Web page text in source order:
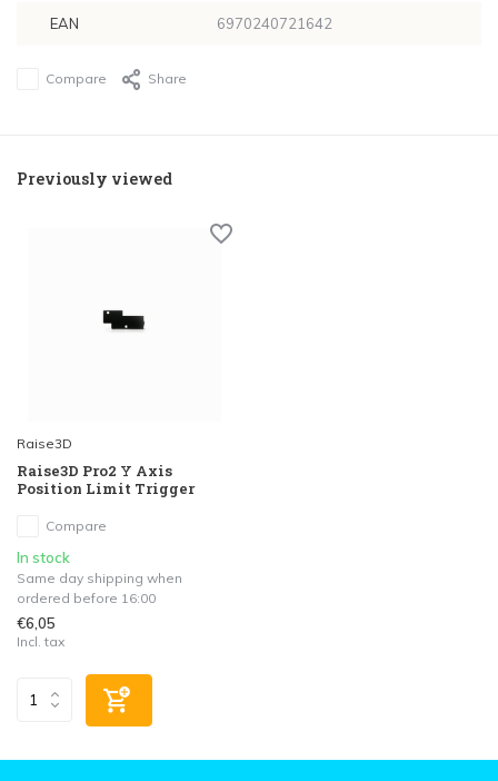
EAN 6970240721642
Compare Share
Previously viewed
Raise3D
Raise3D Pro2 Y Axis
Position Limit Trigger
Compare
In stock
Same day shipping when
ordered before 16:00
€6,05
Incl. tax